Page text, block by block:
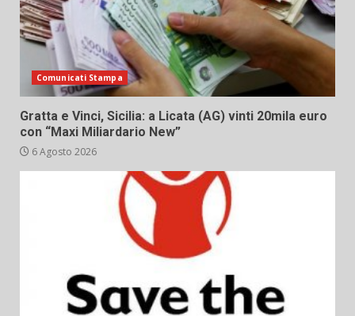
Comunicati Stampa
Gratta e Vinci, Sicilia: a Licata (AG) vinti 20mila euro
con “Maxi Miliardario New”
6 Agosto 2026